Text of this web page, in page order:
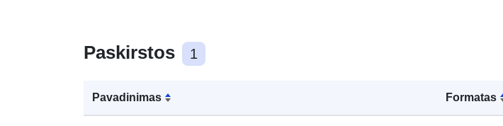
Paskirstos 1
Pavadinimas Formatas